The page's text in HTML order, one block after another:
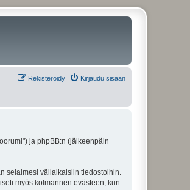
Kirjaudu sisään
Rekisteröidy
ja phpBB:n (jälkeenpäin
selaimesi väliaikaisiin tiedostoihin.
myös kolmannen evästeen, kun